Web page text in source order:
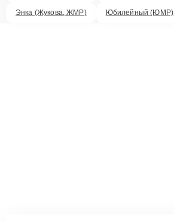
Энка (Жукова, ЖМР) Юбилейный (ЮМР)